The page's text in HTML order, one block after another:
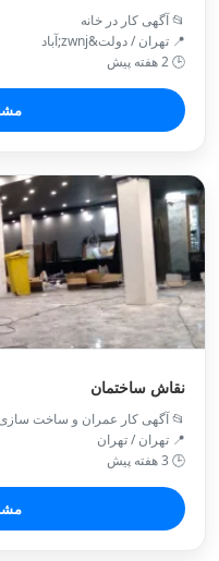
📂 آگهی کار در خانه
📍 تهران / دولت&zwnj;آباد
🕒 2 هفته پیش
نقاش ساختمان
📂 آگهی کار عمران و ساخت
📍 تهران / تهران
🕒 3 هفته پیش